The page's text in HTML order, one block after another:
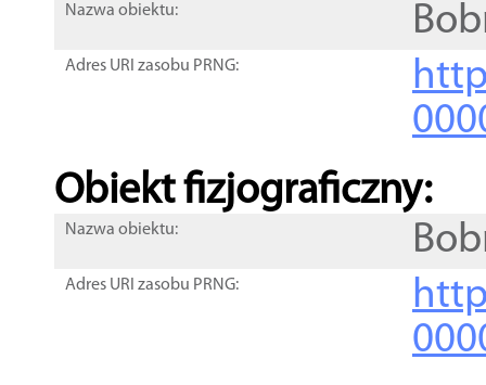
Nazwa obiektu:
Adres URI zasobu PRNG:
Obiekt fizjograficzny:
Nazwa obiektu:
Adres URI zasobu PRNG: